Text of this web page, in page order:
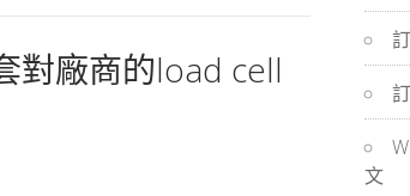
對廠商的load cell
文